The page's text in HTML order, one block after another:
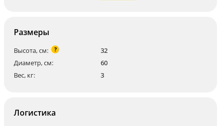
Размеры
Высота, см: ?
32
Диаметр, см:
60
Вес, кг:
3
Логистика